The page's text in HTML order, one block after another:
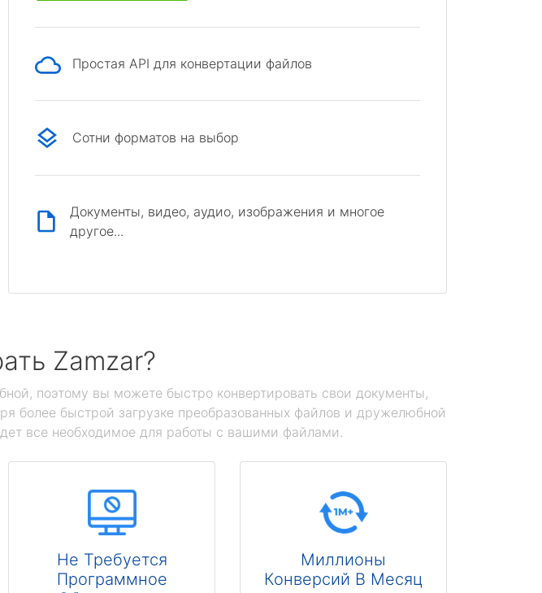
Простая API для конвертации файлов
Сотни форматов на выбор
Документы, видео, аудио, изображения и многое
другое...
Zamzar?
поэтому вы можете быстро конвертировать свои документы,
более быстрой загрузке преобразованных файлов и дружелюбной
все необходимое для работы с вашими файлами.
Не Требуется
Программное
Миллионы
Конверсий В Месяц